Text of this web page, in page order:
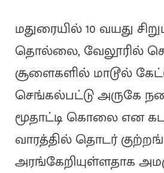
மதுரையில் 10 வயது
தொல்லை, வேலூரில்
சூளைகளில் மாடூல்
செங்கல்பட்டு அருகே
மூதாட்டி கொலை என
வாரத்தில் தொடர்
அரங்கேறியுள்ளதாக